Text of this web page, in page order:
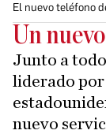
El nuevo teléfono
Un
Junto a
liderado
nuevo